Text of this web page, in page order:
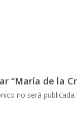
“María de la
no será publicada.